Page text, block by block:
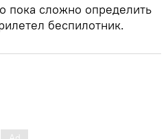
пока сложно определить
беспилотник.